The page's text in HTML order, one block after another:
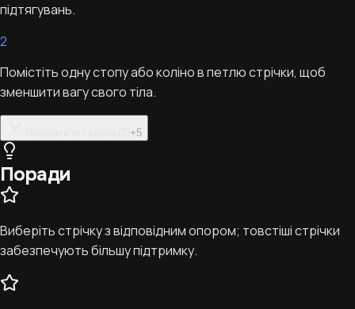
підтягувань.
2
Помістіть одну стопу або коліно в петлю стрічки, щоб
зменшити вагу свого тіла.
+5
Поради
Виберіть стрічку з відповідним опором; товстіші стрічки
забезпечують більшу підтримку.